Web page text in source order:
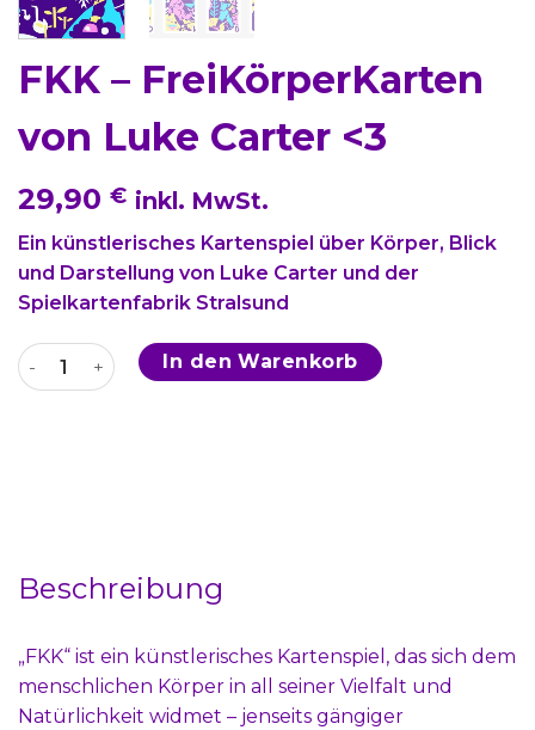
FKK – FreiKörperKarten
von Luke Carter <3
29,90 € inkl. MwSt.
Ein künstlerisches Kartenspiel über Körper, Blick
und Darstellung von Luke Carter und der
Spielkartenfabrik Stralsund
FKK - FreiKörperKarten von Luke Carter Menge
In den Warenkorb
Beschreibung
„FKK“ ist ein künstlerisches Kartenspiel, das sich dem
menschlichen Körper in all seiner Vielfalt und
Natürlichkeit widmet – jenseits gängiger